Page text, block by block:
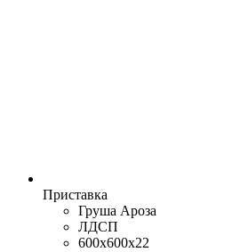
Приставка
Груша Ароза
ЛДСП
600x600x22